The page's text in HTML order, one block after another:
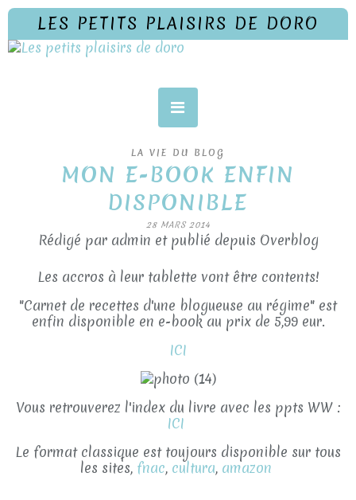
LES PETITS PLAISIRS DE DORO
LA VIE DU BLOG
MON E-BOOK ENFIN
DISPONIBLE
28 MARS 2014
Rédigé par admin et publié depuis Overblog
Les accros à leur tablette vont être contents!
"Carnet de recettes d'une blogueuse au régime" est
enfin disponible en e-book au prix de 5,99 eur.
ICI
Vous retrouverez l'index du livre avec les ppts WW :
ICI
Le format classique est toujours disponible sur tous
les sites, fnac, cultura, amazon